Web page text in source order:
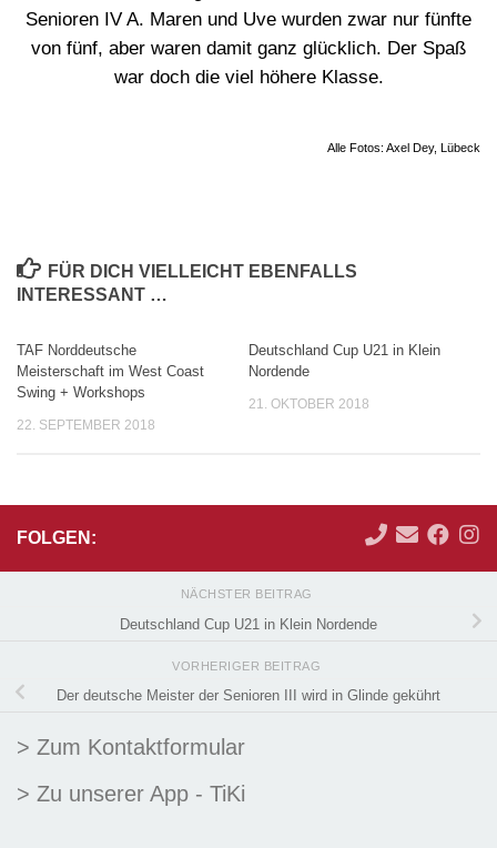
Senioren IV A. Maren und Uve wurden zwar nur fünfte
von fünf, aber waren damit ganz glücklich. Der Spaß
war doch die viel höhere Klasse.
Alle Fotos: Axel Dey, Lübeck
FÜR DICH VIELLEICHT EBENFALLS
INTERESSANT …
TAF Norddeutsche
Meisterschaft im West Coast
Swing + Workshops
22. SEPTEMBER 2018
Deutschland Cup U21 in Klein
Nordende
21. OKTOBER 2018
FOLGEN:
NÄCHSTER BEITRAG
Deutschland Cup U21 in Klein Nordende
VORHERIGER BEITRAG
Der deutsche Meister der Senioren III wird in Glinde gekührt
> Zum Kontaktformular
> Zu unserer App - TiKi